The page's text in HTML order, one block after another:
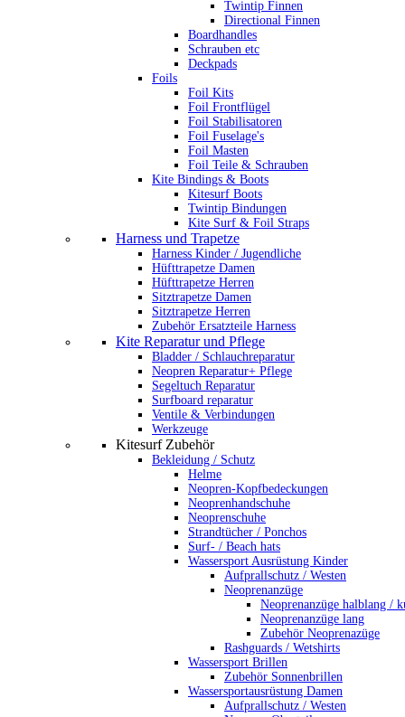
Twintip Finnen
Directional Finnen
Boardhandles
Schrauben etc
Deckpads
Foils
Foil Kits
Foil Frontflügel
Foil Stabilisatoren
Foil Fuselage's
Foil Masten
Foil Teile & Schrauben
Kite Bindings & Boots
Kitesurf Boots
Twintip Bindungen
Kite Surf & Foil Straps
Harness und Trapetze
Harness Kinder / Jugendliche
Hüfttrapetze Damen
Hüfttrapetze Herren
Sitztrapetze Damen
Sitztrapetze Herren
Zubehör Ersatzteile Harness
Kite Reparatur und Pflege
Bladder / Schlauchreparatur
Neopren Reparatur+ Pflege
Segeltuch Reparatur
Surfboard reparatur
Ventile & Verbindungen
Werkzeuge
Kitesurf Zubehör
Bekleidung / Schutz
Helme
Neopren-Kopfbedeckungen
Neoprenhandschuhe
Neoprenschuhe
Strandtücher / Ponchos
Surf- / Beach hats
Wassersport Ausrüstung Kinder
Aufprallschutz / Westen
Neoprenanzüge
Neoprenanzüge halblang /
Neoprenanzüge lang
Zubehör Neoprenazüge
Rashguards / Wetshirts
Wassersport Brillen
Zubehör Sonnenbrillen
Wassersportausrüstung Damen
Aufprallschutz / Westen